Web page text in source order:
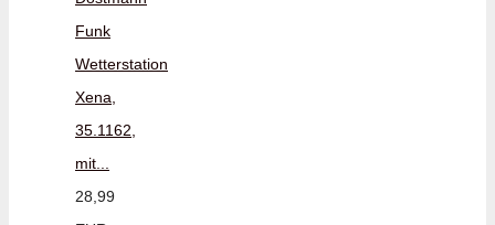
Funk
Wetterstation
Xena,
35.1162,
mit...
28,99